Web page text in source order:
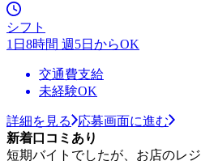
シフト
1日8時間 週5日からOK
交通費支給
未経験OK
詳細を見る
応募画面に進む
新着口コミあり
短期バイトでしたが、お店のレ